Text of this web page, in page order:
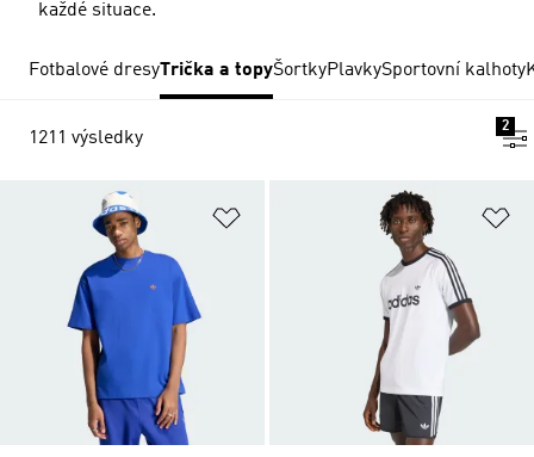
každé situace.
Fotbalové dresyTrička a topyŠortkyPlavkySportovní kalhoty
1211 výsledky
2
Přidat do seznamu přání